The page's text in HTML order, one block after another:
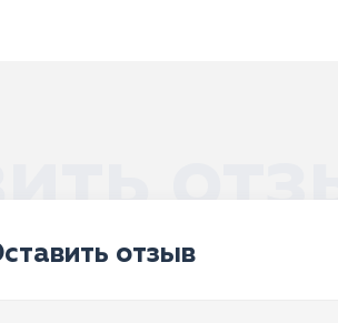
отзыв